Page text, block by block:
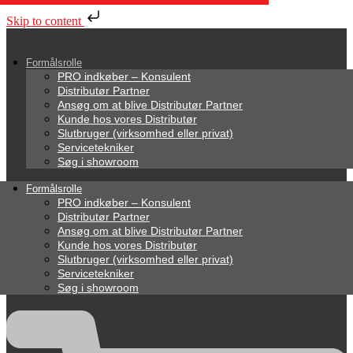
Skip to content
Formålsrolle
PRO indkøber – Konsulent
Distributør Partner
Ansøg om at blive Distributør Partner
Kunde hos vores Distributør
Slutbruger (virksomhed eller privat)
Servicetekniker
Søg i showroom
Formålsrolle
PRO indkøber – Konsulent
Distributør Partner
Ansøg om at blive Distributør Partner
Kunde hos vores Distributør
Slutbruger (virksomhed eller privat)
Servicetekniker
Søg i showroom